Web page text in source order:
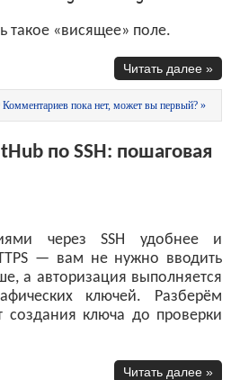
такое «висящее» поле.
Читать далее »
Комментариев пока нет, может вы первый? »
по SSH: пошаговая
через SSH удобнее и
— вам не нужно вводить
а авторизация выполняется
ключей. Разберём
создания ключа до проверки
Читать далее »